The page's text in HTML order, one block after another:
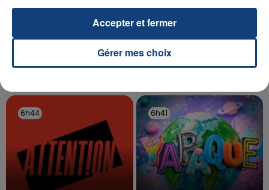
UNE ADOLESCENTE DEVANT SE FAIRE
OPÉRER DE LA CHEVILLE RESSORT DE LA...
La famille a porté plainte contre la clinique qui a
reconnu sa responsabilité et présenté ses
excuses.
6h44
6h44 6h41
6h41
Gérer mes choix
Accepter et fermer